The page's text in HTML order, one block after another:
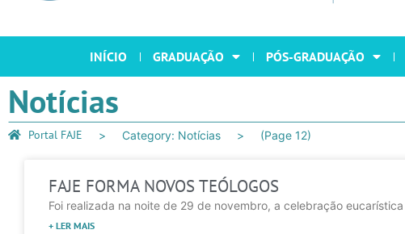
INÍCIO GRADUAÇÃO PÓS-GRADUAÇÃO
Notícias
Portal FAJE Category: Notícias (Page 12)
FAJE FORMA NOVOS TEÓLOGOS
Foi realizada na noite de 29 de novembro, a celebração
+ LER MAIS